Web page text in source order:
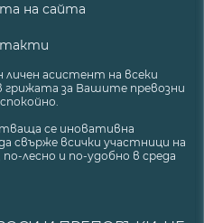
на сайта
личен асистент на всеки
за Вашите превозни
се иновативна
свърже всички участници на
лесно и по-удобно в среда